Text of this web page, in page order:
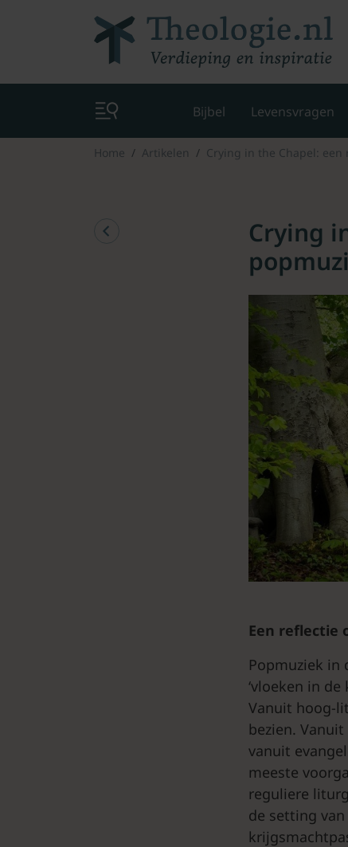
Bijbel Levensvragen
Home Artikelen Crying in the Chapel:
Crying
Een reflectie
Popmuziek in
‘vloeken in
Vanuit hoog-
bezien.
vanuit
meeste
reguliere
de setting